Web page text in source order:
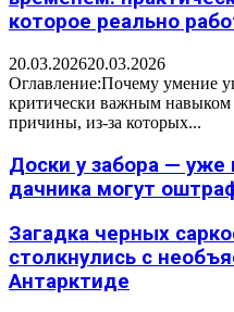
которое реально
20.03.202620.03.2026
Оглавление:Почему умение
критически важным
причины, из-за которых...
Доски у забора — уже
дачника могут
Загадка черных
столкнулись с
Антарктиде